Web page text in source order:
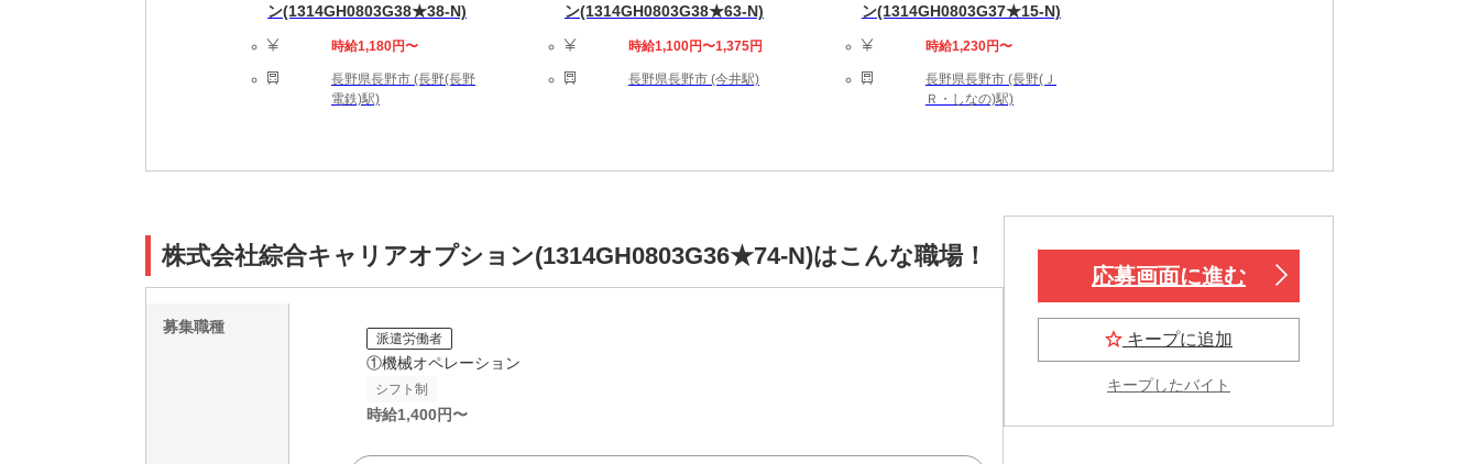
ン(1314GH0803G38★38-N)
時給1,180円〜
長野県長野市 (長野(長野
電鉄)駅)
ン(1314GH0803G38★63-N)
時給1,100円〜1,375円
長野県長野市 (今井駅)
ン(1314GH0803G37★15-N)
時給1,230円〜
長野県長野市 (長野(Ｊ
Ｒ・しなの)駅)
株式会社綜合キャリアオプション(1314GH0803G36★74-N)はこんな職場！
募集職種
派遣労働者
①機械オペレーション
シフト制
時給1,400円〜
応募画面に進む
キープに追加
キープしたバイト